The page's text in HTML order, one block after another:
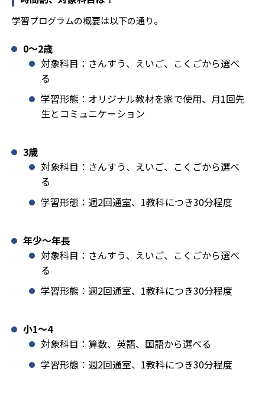
学習プログラムの概要は以下の通り。
0〜2歳
対象科目：さんすう、えいご、こくごから選べ
る
学習形態：オリジナル教材を家で使用、月1回先
生とコミュニケーション
3歳
対象科目：さんすう、えいご、こくごから選べ
る
学習形態：週2回通室、1教科につき30分程度
年少〜年長
対象科目：さんすう、えいご、こくごから選べ
る
学習形態：週2回通室、1教科につき30分程度
小1️〜4
対象科目：算数、英語、国語から選べる
学習形態：週2回通室、1教科につき30分程度